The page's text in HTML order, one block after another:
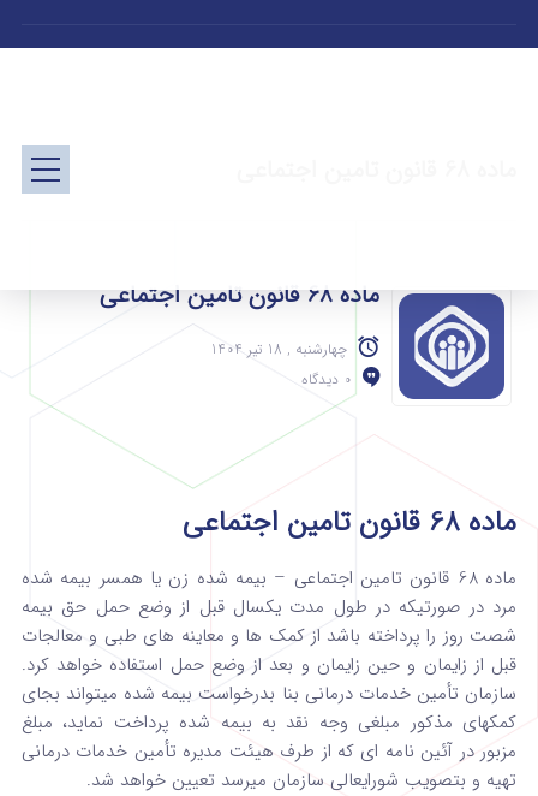
ماده 68 قانون تامین اجتماعی
چهارشنبه , 18 تیر 1404
0 دیدگاه
ماده 68 قانون تامین اجتماعی
ماده 68 قانون تامین اجتماعی – بیمه شده زن یا همسر بیمه شده
مرد در صورتیکه در طول مدت یکسال قبل از وضع حمل حق بیمه
شصت روز را پرداخته باشد از ‌کمک ها و معاینه‌ های طبی و معالجات
قبل از زایمان و حین زایمان و بعد از وضع حمل استفاده خواهد کرد.‌
سازمان تأمین خدمات درمانی بنا بدرخواست بیمه شده میتواند بجای
کمکهای مذکور مبلغی وجه نقد به بیمه شده پرداخت نماید، مبلغ
مزبور در ‌آئین نامه ای که از طرف هیئت مدیره تأمین خدمات درمانی
تهیه و بتصویب شورایعالی سازمان میرسد تعیین خواهد شد.